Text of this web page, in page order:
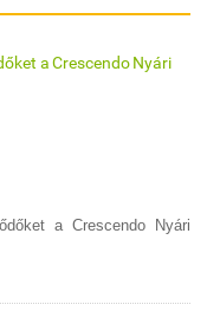
a Crescendo Nyári
a Crescendo Nyári